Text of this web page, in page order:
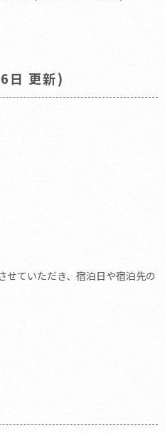
日 更新)
ていただき、宿泊日や宿泊先の